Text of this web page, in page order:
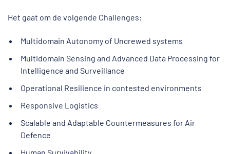
Het gaat om de volgende Challenges:
Multidomain Autonomy of Uncrewed systems
Multidomain Sensing and Advanced Data Processing for
Intelligence and Surveillance
Operational Resilience in contested environments
Responsive Logistics
Scalable and Adaptable Countermeasures for Air
Defence